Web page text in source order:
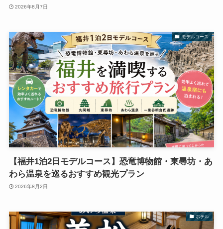
2026年8月7日
モデルコース
【福井1泊2日モデルコース】恐竜博物館・東尋坊・あ
わら温泉を巡るおすすめ観光プラン
2026年8月2日
ホテル